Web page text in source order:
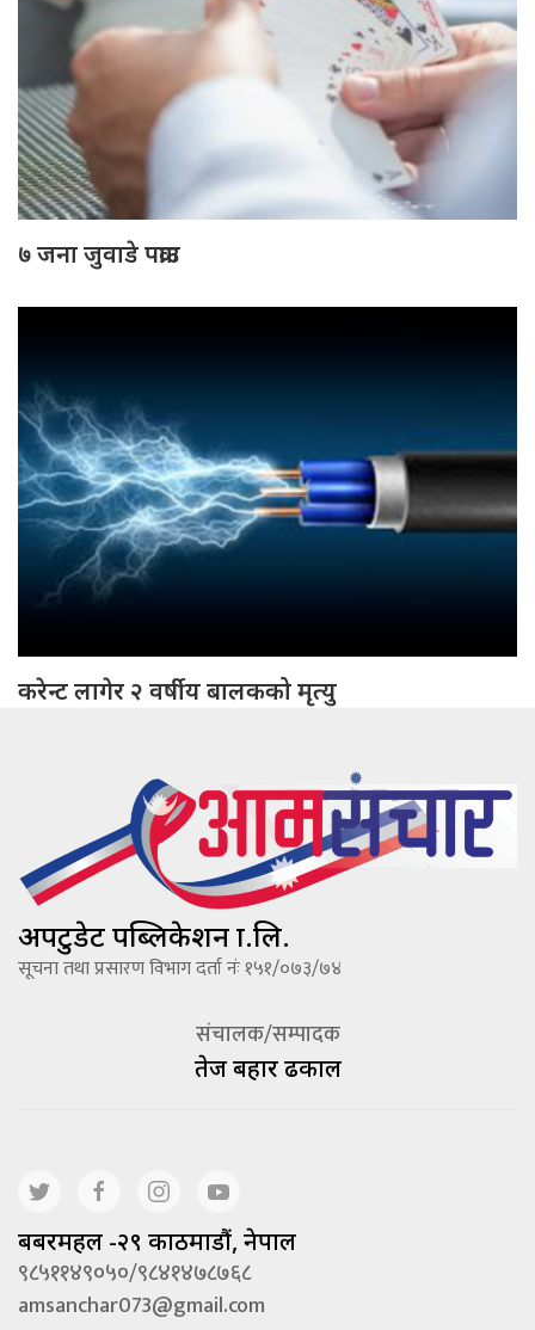
७ जना जुवाडे पक्राउ
करेन्ट लागेर २ वर्षीय बालकको मृत्यु
अपटुडेट पब्लिकेशन प्रा.लि.
सूचना तथा प्रसारण विभाग दर्ता नंः १५१/०७३/७४
संचालक/सम्पादक
तेज बहादूर ढकाल
बबरमहल -२९ काठमाडौं, नेपाल
९८५११४९०५०/९८४१४७८७६८
amsanchar073@gmail.com